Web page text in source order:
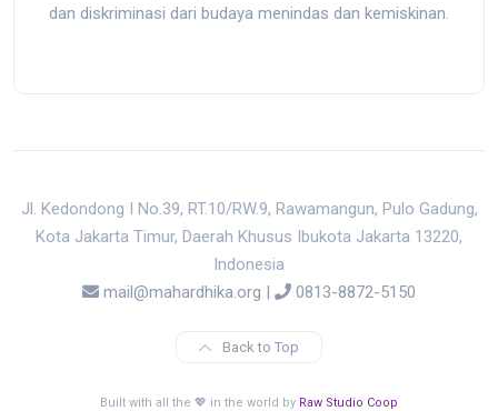
dan diskriminasi dari budaya menindas dan kemiskinan.
Jl. Kedondong I No.39, RT.10/RW.9, Rawamangun, Pulo Gadung,
Kota Jakarta Timur, Daerah Khusus Ibukota Jakarta 13220,
Indonesia
mail@mahardhika.org | 0813-8872-5150
Back to Top
Built with all the 💖 in the world by Raw Studio Coop